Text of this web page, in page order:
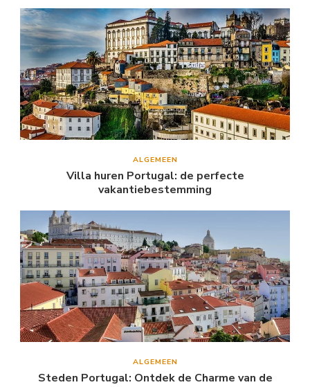
ALGEMEEN
Villa huren Portugal: de perfecte
vakantiebestemming
ALGEMEEN
Steden Portugal: Ontdek de Charme van de